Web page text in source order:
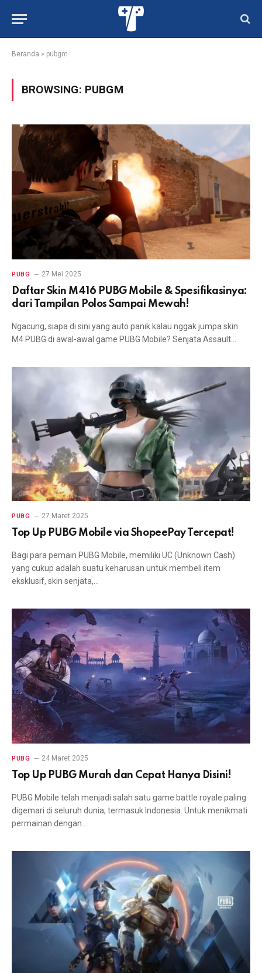
Beranda » pubgm
BROWSING: PUBGM
PUBG 27 Mei 2025
Daftar Skin M416 PUBG Mobile & Spesifikasinya:
dari Tampilan Polos Sampai Mewah!
Ngacung, siapa di sini yang auto panik kalau nggak jumpa skin
M4 PUBG di awal-awal game PUBG Mobile? Senjata Assault…
PUBG 27 Maret 2025
Top Up PUBG Mobile via ShopeePay Tercepat!
Bagi para pemain PUBG Mobile, memiliki UC (Unknown Cash)
yang cukup adalah suatu keharusan untuk membeli item
eksklusif, skin senjata,…
PUBG 24 Maret 2025
Top Up PUBG Murah dan Cepat Hanya Disini!
PUBG Mobile telah menjadi salah satu game battle royale paling
digemari di seluruh dunia, termasuk Indonesia. Untuk menikmati
permainan dengan…